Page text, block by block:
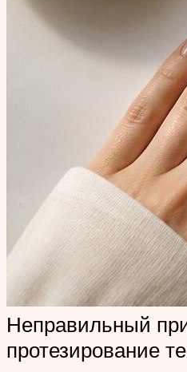
Неправильный
протезирование